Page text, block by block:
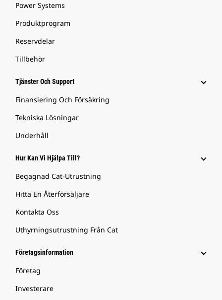
Power Systems
Produktprogram
Reservdelar
Tillbehör
Tjänster Och Support
Finansiering Och Försäkring
Tekniska Lösningar
Underhåll
Hur Kan Vi Hjälpa Till?
Begagnad Cat-Utrustning
Hitta En Återförsäljare
Kontakta Oss
Uthyrningsutrustning Från Cat
Företagsinformation
Företag
Investerare